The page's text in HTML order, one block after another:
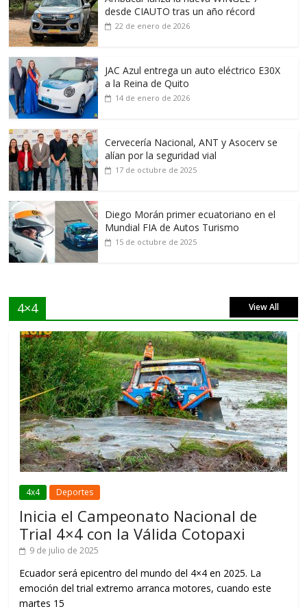
desde CIAUTO tras un año récord
22 de enero de 2026
JAC Azul entrega un auto eléctrico E30X
a la Reina de Quito
14 de enero de 2026
Cervecería Nacional, ANT y Asocerv se
alían por la seguridad vial
17 de octubre de 2025
Diego Morán primer ecuatoriano en el
Mundial FIA de Autos Turismo
15 de octubre de 2025
4×4 View All
4x4 Deportes
Inicia el Campeonato Nacional de
Trial 4×4 con la Válida Cotopaxi
9 de julio de 2025
Ecuador será epicentro del mundo del 4×4 en 2025. La
emoción del trial extremo arranca motores, cuando este
martes 15